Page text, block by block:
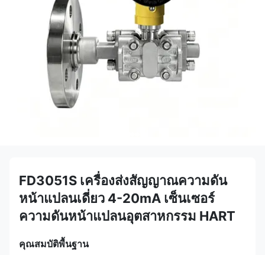
FD3051S เครื่องส่งสัญญาณความดัน
หน้าแปลนเดี่ยว 4-20mA เซ็นเซอร์
ความดันหน้าแปลนอุตสาหกรรม HART
คุณสมบัติพื้นฐาน